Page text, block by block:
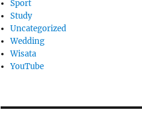
Sport
Study
Uncategorized
Wedding
Wisata
YouTube